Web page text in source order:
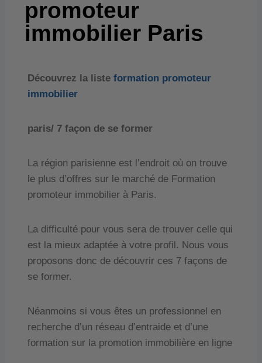
promoteur
immobilier Paris
Découvrez la liste formation promoteur
immobilier
paris/ 7 façon de se former
La région parisienne est l’endroit où on trouve
le plus d’offres sur le marché de Formation
promoteur immobilier à Paris.
La difficulté pour vous sera de trouver celle qui
est la mieux adaptée à votre profil. Nous vous
proposons donc de découvrir ces 7 façons de
se former.
Néanmoins si vous êtes un professionnel en
recherche d’un réseau d’entraide et d’une
formation sur la promotion immobilière en ligne